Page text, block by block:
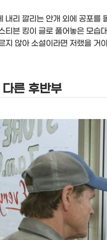
내리 깔리는 안개 외에 공포를
티븐 킹이 글로 풀어놓은 모습
지 않아 소설이라면 저랬을 거
른 후반부